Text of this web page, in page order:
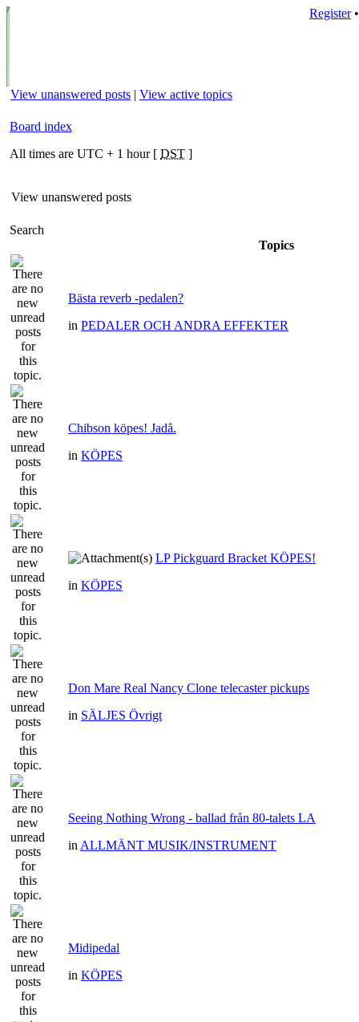
Register
View unanswered posts | View active topics
Board index
All times are UTC + 1 hour [ DST ]
View unanswered posts
Search
Topics
Bästa reverb -pedalen?
in PEDALER OCH ANDRA EFFEKTER
Chibson köpes! Jadå.
in KÖPES
LP Pickguard Bracket KÖPES!
in KÖPES
Don Mare Real Nancy Clone telecaster pickups
in SÄLJES Övrigt
Seeing Nothing Wrong - ballad från 80-talets LA
in ALLMÄNT MUSIK/INSTRUMENT
Midipedal
in KÖPES